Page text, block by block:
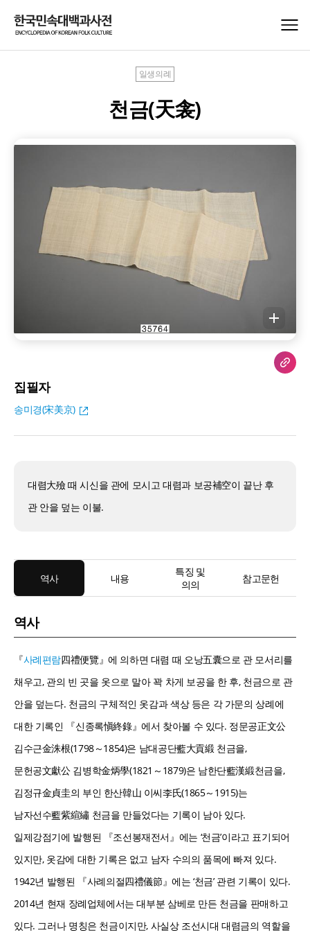
일생의례
천금(天衾)
집필자
송미경(宋美京)
대렴大殮 때 시신을 관에 모시고 대렴과 보공補空이 끝난 후
관 안을 덮는 이불.
역사 내용
특징 및
의의
참고문헌
역사
『사례편람四禮便覽』에 의하면 대렴 때 오낭五囊으로 관 모서리를
채우고, 관의 빈 곳을 옷으로 말아 꽉 차게 보공을 한 후, 천금으로 관
안을 덮는다. 천금의 구체적인 옷감과 색상 등은 각 가문의 상례에
대한 기록인 『신종록愼終錄』에서 찾아볼 수 있다. 정문공正文公
김수근金洙根(1798～1854)은 남대공단藍大貢緞 천금을,
문헌공文獻公 김병학金炳學(1821～1879)은 남한단藍漢緞천금을,
김정규金貞圭의 부인 한산韓山 이씨李氏(1865～1915)는
남자선수藍紫縇繡 천금을 만들었다는 기록이 남아 있다.
일제강점기에 발행된 『조선봉재전서』에는 ‘천금’이라고 표기되어
있지만, 옷감에 대한 기록은 없고 남자 수의의 품목에 빠져 있다.
1942년 발행된 『사례의절四禮儀節』에는 ‘천금’ 관련 기록이 있다.
2014년 현재 장례업체에서는 대부분 삼베로 만든 천금을 판매하고
있다. 그러나 명칭은 천금이지만, 사실상 조선시대 대렴금의 역할을